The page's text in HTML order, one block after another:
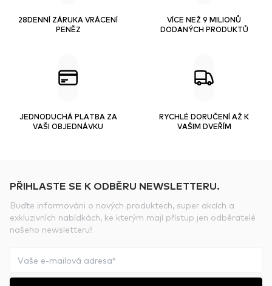
28DENNÍ ZÁRUKA VRÁCENÍ
PENĚZ
VÍCE NEŽ 9 MILIONŮ
DODANÝCH PRODUKTŮ
JEDNODUCHÁ PLATBA ZA
VAŠI OBJEDNÁVKU
RYCHLÉ DORUČENÍ AŽ K
VAŠIM DVEŘÍM
PŘIHLASTE SE K ODBĚRU NEWSLETTERU.
Buďte informováni o nových produktech, super akcích a
exkluzivních nabídkách, ke kterým mají přístup jen odběratelé
našeho newsletteru!